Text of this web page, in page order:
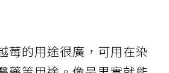
莓的用途很廣，可用在染